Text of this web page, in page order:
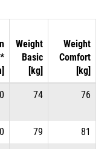
Weight
Basic
[kg]
Weight
Comfort
[kg]
74 76
79 81